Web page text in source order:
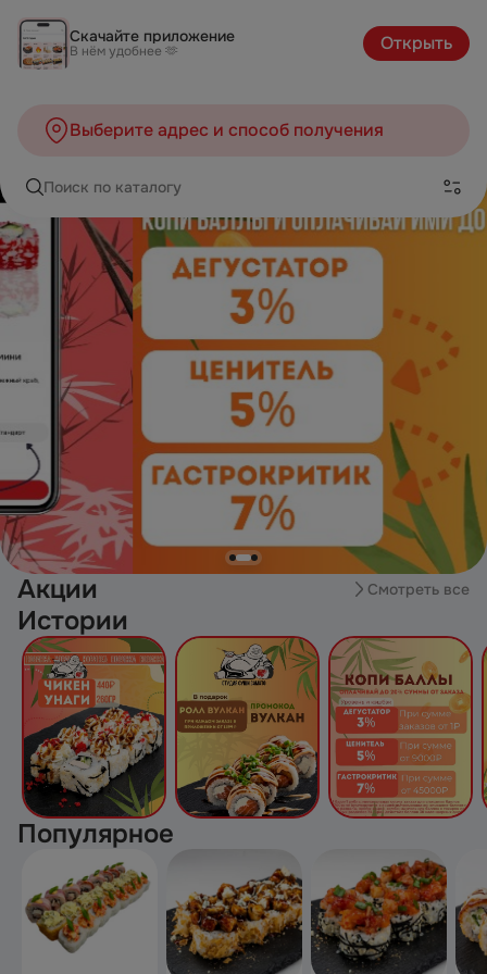
Скачайте приложение
В нём удобнее 🫶 Открыть
Выберите адрес и способ получения
Поиск по каталогу
Акции Смотреть все
Истории
Популярное